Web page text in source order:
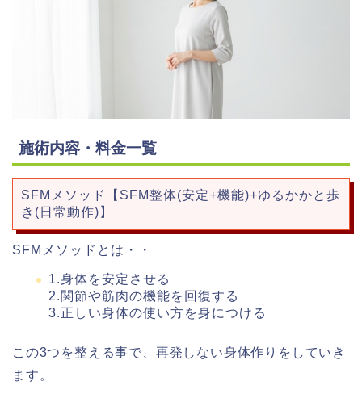
施術内容・料金一覧
SFMメソッド【SFM整体(安定+機能)+ゆるかかと歩
き(日常動作)】
SFMメソッドとは・・
1.身体を安定させる
2.関節や筋肉の機能を回復する
3.正しい身体の使い方を身につける
この3つを整える事で、再発しない身体作りをしていき
ます。